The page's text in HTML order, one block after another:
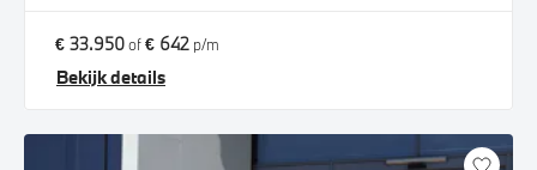
€ 33.950of€ 642 p/m
Bekijk details